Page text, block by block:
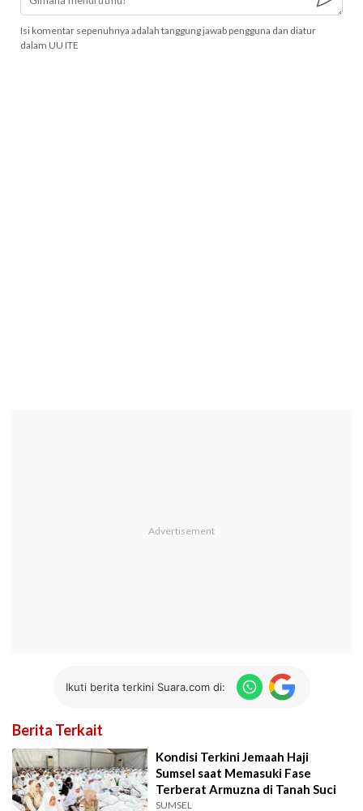
Isi komentar sepenuhnya adalah tanggung jawab pengguna dan diatur
dalam UU ITE
Ikuti berita terkini Suara.com di:
Berita Terkait
Kondisi Terkini Jemaah Haji
Sumsel saat Memasuki Fase
Terberat Armuzna di Tanah Suci
SUMSEL